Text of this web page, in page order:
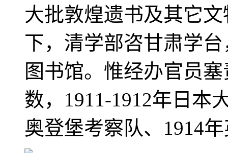
大批敦煌遗书及其它
下，清学部咨甘肃学
图书馆。惟经办官员
数，1911-1912年日本
奥登堡考察队、1914